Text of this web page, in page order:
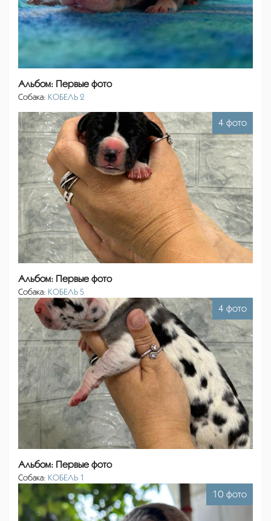
Альбом: Первые фото
Собака: КОБЕЛЬ 2
4 фото
Альбом: Первые фото
Собака: КОБЕЛЬ 5
4 фото
Альбом: Первые фото
Собака: КОБЕЛЬ 1
10 фото